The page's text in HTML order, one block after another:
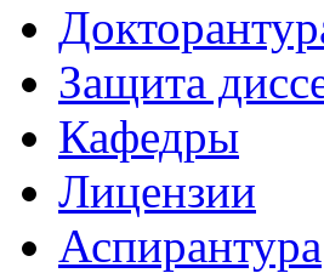
Защита
Кафедры
Лицензии
Аспирантура